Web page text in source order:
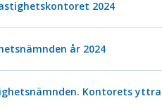
2024
år 2024
Kontorets